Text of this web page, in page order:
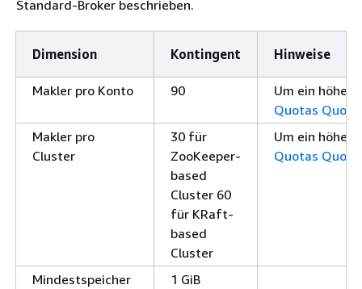
Standard-Broker beschrieben.
Dimension Kontingent Hinweise
Makler pro Konto 90
Um ein
Quotas
Makler pro
Cluster
30 für
ZooKeeper-
based
Cluster 60
für KRaft-
based
Cluster
Um ein
Quotas
Mindestspeicher
1 GiB